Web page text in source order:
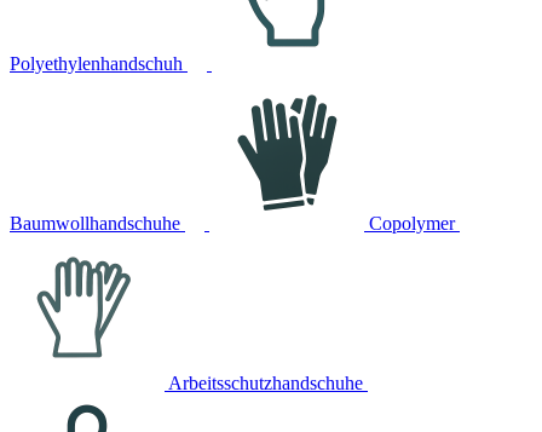
Polyethylenhandschuh
Baumwollhandschuhe Copolymer
Arbeitsschutzhandschuhe